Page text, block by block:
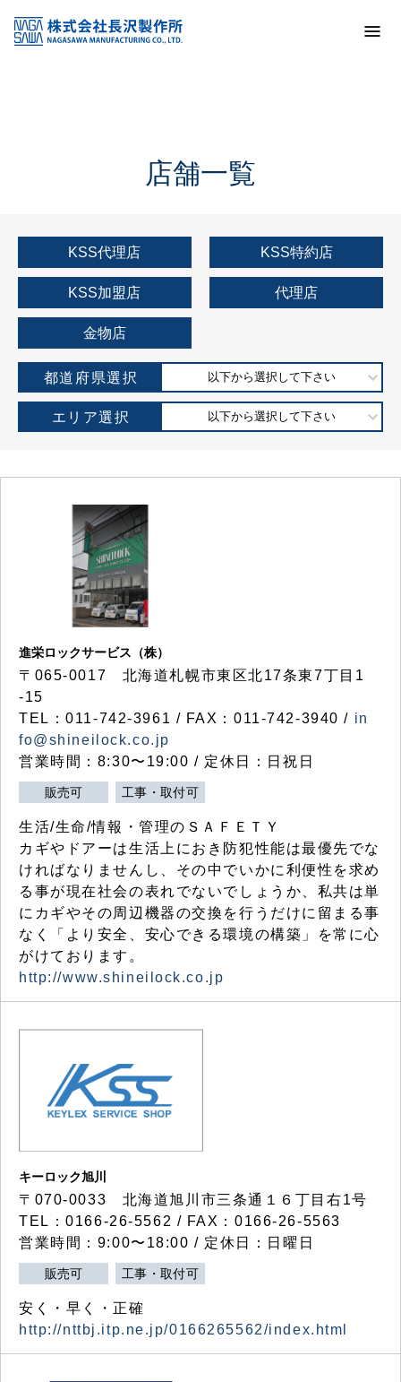
KSS加盟店・取扱店情報
店舗一覧
店舗一覧
KSS代理店 KSS特約店
KSS加盟店 代理店
金物店
都道府県選択 以下から選択して下さい
エリア選択 以下から選択して下さい
進栄ロックサービス（株）
〒065-0017 北海道札幌市東区北17条東7丁目1
-15
TEL：011-742-3961 / FAX：011-742-3940 / in
fo@shineilock.co.jp
営業時間：8:30〜19:00 / 定休日：日祝日
販売可 工事・取付可
生活/生命/情報・管理のＳＡＦＥＴＹ
カギやドアーは生活上におき防犯性能は最優先でな
ければなりませんし、その中でいかに利便性を求め
る事が現在社会の表れでないでしょうか、私共は単
にカギやその周辺機器の交換を行うだけに留まる事
なく「より安全、安心できる環境の構築」を常に心
がけております。
http://www.shineilock.co.jp
キーロック旭川
〒070-0033 北海道旭川市三条通１６丁目右1号
TEL：0166-26-5562 / FAX：0166-26-5563
営業時間：9:00〜18:00 / 定休日：日曜日
販売可 工事・取付可
安く・早く・正確
http://nttbj.itp.ne.jp/0166265562/index.html